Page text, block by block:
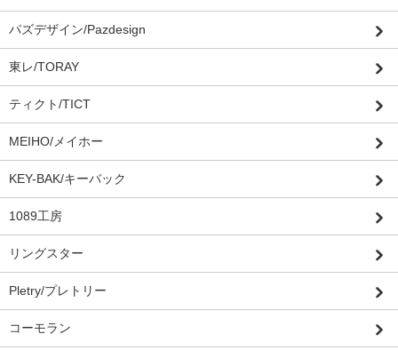
パズデザイン/Pazdesign
東レ/TORAY
ティクト/TICT
MEIHO/メイホー
KEY-BAK/キーバック
1089工房
リングスター
Pletry/プレトリー
コーモラン